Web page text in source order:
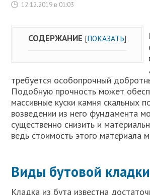
12.12.2019 в 01:03
СОДЕРЖАНИЕ [ПОКАЗАТЬ]
требуется особопрочный
Подобную прочность может
массивные куски камня скальных
возведении из него фундамента
существенно снизить и
ведь стоимость этого материала
Виды бутовой кладки
Кладка из бута известна